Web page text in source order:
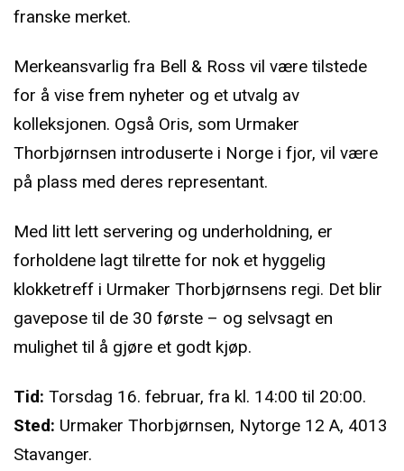
franske merket.
Merkeansvarlig fra Bell & Ross vil være tilstede
for å vise frem nyheter og et utvalg av
kolleksjonen. Også Oris, som Urmaker
Thorbjørnsen introduserte i Norge i fjor, vil være
på plass med deres representant.
Med litt lett servering og underholdning, er
forholdene lagt tilrette for nok et hyggelig
klokketreff i Urmaker Thorbjørnsens regi. Det blir
gavepose til de 30 første – og selvsagt en
mulighet til å gjøre et godt kjøp.
Tid: Torsdag 16. februar, fra kl. 14:00 til 20:00.
Sted: Urmaker Thorbjørnsen, Nytorge 12 A, 4013
Stavanger.